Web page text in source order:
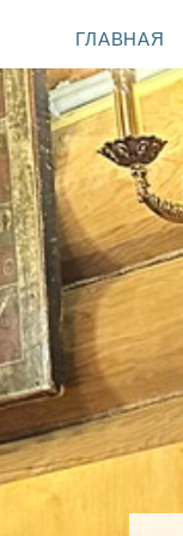
ГЛАВНАЯ